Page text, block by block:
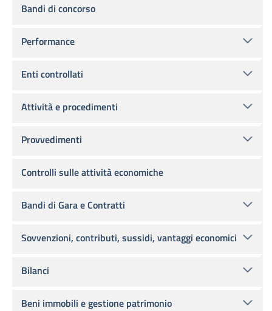
Bandi di concorso
Performance
Enti controllati
Attività e procedimenti
Provvedimenti
Controlli sulle attività economiche
Bandi di Gara e Contratti
Sovvenzioni, contributi, sussidi, vantaggi economici
Bilanci
Beni immobili e gestione patrimonio